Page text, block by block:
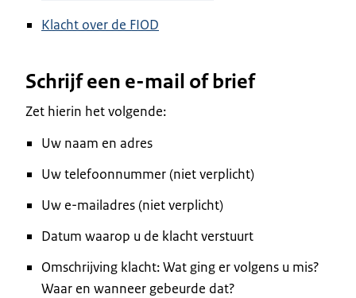
Klacht over de FIOD
Schrijf een e-mail of brief
Zet hierin het volgende:
Uw naam en adres
Uw telefoonnummer (niet verplicht)
Uw e-mailadres (niet verplicht)
Datum waarop u de klacht verstuurt
Omschrijving klacht: Wat ging er volgens u mis?
Waar en wanneer gebeurde dat?